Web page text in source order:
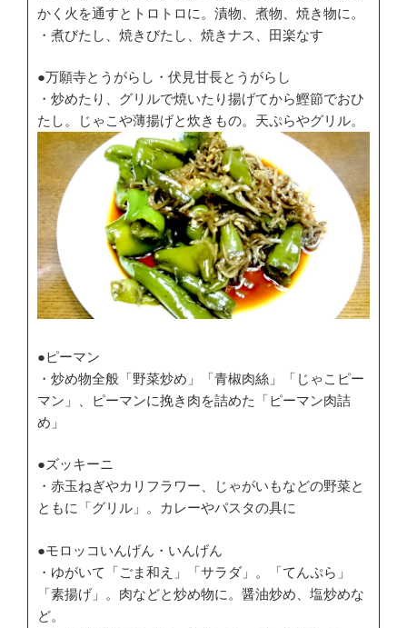
かく火を通すとトロトロに。漬物、煮物、焼き物に。
・煮びたし、焼きびたし、焼きナス、田楽なす
●万願寺とうがらし・伏見甘長とうがらし
・炒めたり、グリルで焼いたり揚げてから鰹節でおひ
たし。じゃこや薄揚げと炊きもの。天ぷらやグリル。
●ピーマン
・炒め物全般「野菜炒め」「青椒肉絲」「じゃこピー
マン」、ピーマンに挽き肉を詰めた「ピーマン肉詰
め」
●ズッキーニ
・赤玉ねぎやカリフラワー、じゃがいもなどの野菜と
ともに「グリル」。カレーやパスタの具に
●モロッコいんげん・いんげん
・ゆがいて「ごま和え」「サラダ」。「てんぷら」
「素揚げ」。肉などと炒め物に。醤油炒め、塩炒めな
ど。